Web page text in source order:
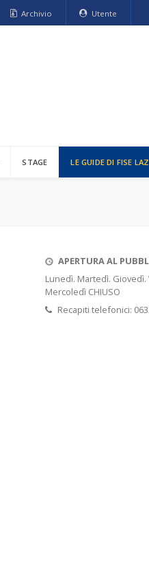
Archivio Utente
STAGE LE GUIDE DI FISE
APERTURA AL
Lunedì. Martedì. Giovedì.
Mercoledì CHIUSO
Recapiti telefonici: